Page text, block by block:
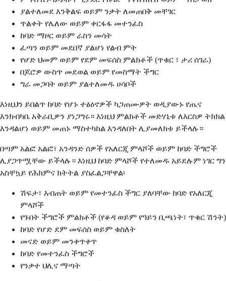
ያልተለመደ እንቅልፍ ወይም ንቃት ለመጠበቅ መቸገር
ጥልቀት የሌለው ወይም ቀርፋፋ መተንፈስ
ከባድ ማዞር ወይም ራስን መሳት
ፈጣን ወይም መደበኛ ያልሆነ የልብ ምት
የሆድ ህመም ወይም የደም መፍሰስ ምልክቶች (ጥቁር ፣ ታሪ ሰገራ)
በጆሮዎ ውስጥ መደወል ወይም የመስማት ችግር
ግራ መጋባት ወይም ያልተለመዱ ሀሳቦች
እነዚህን ይበልጥ ከባድ የሆኑ ተፅዕኖዎች ካጋጠሙዎት ወዲያውኑ የጤና
እንክብካቤ አቅራቢዎን ያነጋግሩ። እነዚህ ምልክቶች መድሃኒቱ ለእርስዎ ትክክል
እንዳልሆነ ወይም መጠኑ ማስተካከል እንዳለበት ሊያመለክቱ ይችላሉ።
በጣም አልፎ አልፎ፣ አንዳንድ ሰዎች የአለርጂ ምላሾች ወይም ከባድ ችግሮች
ሊያጋጥሟቸው ይችላሉ። እነዚህ ከባድ ምላሾች የተለመዱ አይደሉም ነገር ግን
አስቸኳይ የሕክምና ክትትል ያስፈልጋቸዋል፡
ሽፍታ፣ እብጠት ወይም የመተንፈስ ችግር ያለባቸው ከባድ የአለርጂ
ምላሾች
የጉበት ችግሮች ምልክቶች (የቆዳ ወይም የዓይን ቢጫነት፣ ጥቁር ሽንት)
ከባድ የሆድ ደም መፍሰስ ወይም ቁስለት
መናድ ወይም መንቀጥቀጥ
ከባድ የመተንፈስ ችግሮች
የንቃተ ህሊና ማጣት